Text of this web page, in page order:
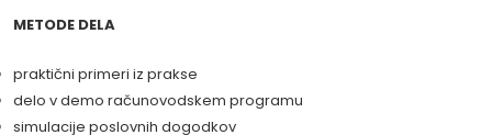
METODE DELA
praktični primeri iz prakse
delo v demo računovodskem programu
simulacije poslovnih dogodkov